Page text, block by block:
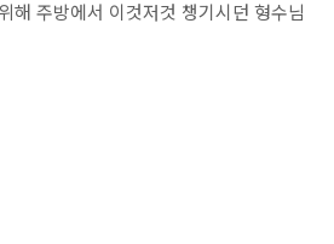
해 주방에서 이것저것 챙기시던 형수님